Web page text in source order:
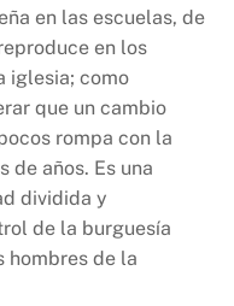
en las escuelas, de
en los
iglesia; como
que un cambio
rompa con la
de años. Es una
dividida y
de la burguesía
hombres de la